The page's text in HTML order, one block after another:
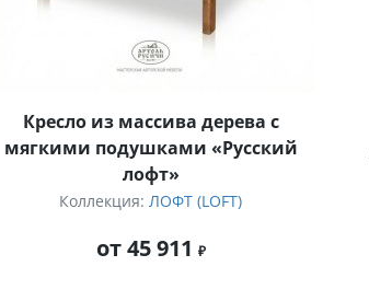
Кресло из массива дерева с
мягкими подушками «Русский
лофт»
Коллекция:ЛОФТ (LOFT)
от 45 911